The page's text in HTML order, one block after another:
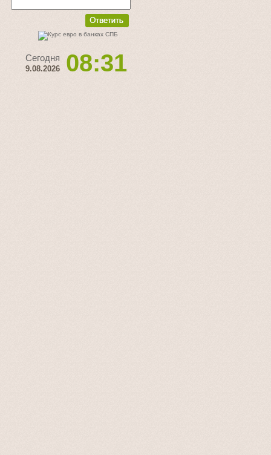
Сегодня
9.08.2026 08:31